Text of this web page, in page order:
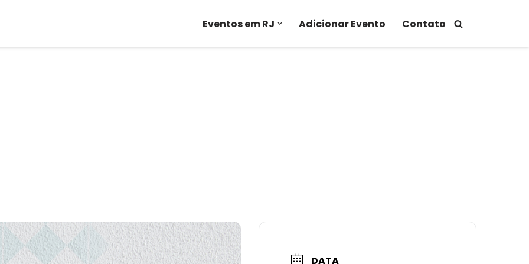
Eventos em RJ Adicionar Evento Contato
DATA